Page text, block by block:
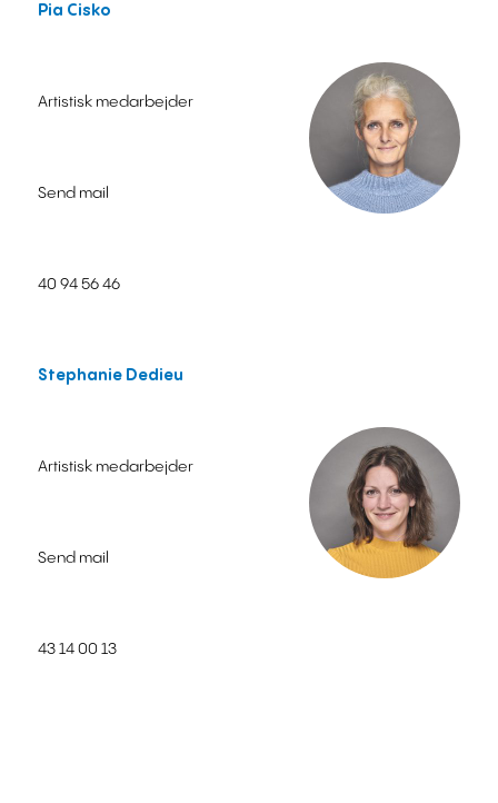
Pia Cisko
Artistisk medarbejder
Send mail
40 94 56 46
Stephanie Dedieu
Artistisk medarbejder
Send mail
43 14 00 13